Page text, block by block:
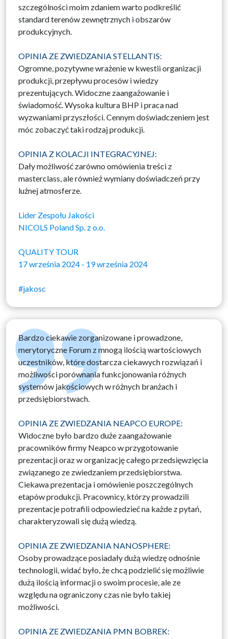
szczególności moim zdaniem warto podkreślić
standard terenów zewnętrznych i obszarów
produkcyjnych.
OPINIA ZE ZWIEDZANIA STELLANTIS:
Ogromne, pozytywne wrażenie w kwestii organizacji
produkcji, przepływu procesów i wiedzy
prezentujących. Widoczne zaangażowanie i
świadomość. Wysoka kultura BHP i praca nad
wyzwaniami przyszłości. Cennym doświadczeniem jest
móc zobaczyć taki rodzaj produkcji.
OPINIA Z KOLACJI INTEGRACYJNEJ:
Dały możliwość zarówno omówienia treści z
masterclass, ale również wymiany doświadczeń przy
luźnej atmosferze.
Lider Zespołu Jakości
NICOLS Poland Sp. z o.o.
QUALITY TOUR
17 września 2024 - 19 września 2024
#jakosc
Bardzo ciekawie zorganizowane i prowadzone,
merytoryczne Forum z mnogą ilością wartościowych
uczestników, które dostarcza ciekawych rozwiązań i
możliwości porównania funkcjonowania różnych
systemów jakościowych w różnych branżach i
przedsiębiorstwach.
OPINIA ZE ZWIEDZANIA NEAPCO EUROPE:
Widoczne było bardzo duże zaangażowanie
pracowników firmy Neapco w przygotowanie
prezentacji oraz w organizację całego przedsięwzięcia
związanego ze zwiedzaniem przedsiębiorstwa.
Ciekawa prezentacja i omówienie poszczególnych
etapów produkcji. Pracownicy, którzy prowadzili
prezentacje potrafili odpowiedzieć na każde z pytań,
charakteryzowali się dużą wiedzą.
OPINIA ZE ZWIEDZANIA NANOSPHERE:
Osoby prowadzące posiadały dużą wiedzę odnośnie
technologii, widać było, że chcą podzielić się możliwie
dużą ilością informacji o swoim procesie, ale ze
względu na ograniczony czas nie było takiej
możliwości.
OPINIA ZE ZWIEDZANIA PMN BOBREK: